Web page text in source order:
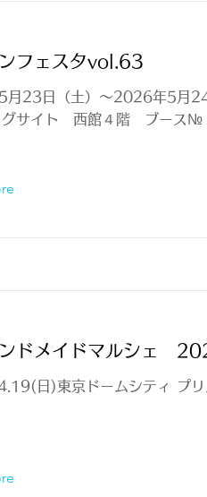
フェスタvol.63
月23日（土）～2026年5月
グサイト 西館４階 ブース
ドメイドマルシェ
日)東京ドームシティ プリ